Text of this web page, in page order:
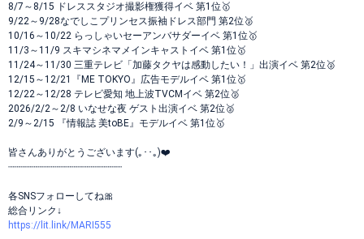
8/7～8/15 ドレススタジオ撮影権獲得イベ 第1位🥇
9/22～9/28なでしこプリンセス振袖ドレス部門 第2位🥈
10/16～10/22 らっしゃいセーアンバサダーイベ 第1位🥇
11/3～11/9 スキマシネマメインキャストイベ 第1位🥇
11/24～11/30 三重テレビ「加藤タクヤは感動したい！」出演イベ 第2位🥈
12/15～12/21『ME TOKYO』広告モデルイベ 第1位🥇
12/22～12/28 テレビ愛知 地上波TVCMイベ 第2位🥈
2026/2/2～2/8 いなせな夜 ゲスト出演イベ 第2位🥈
2/9～2/15 『情報誌 美toBE』モデルイベ 第1位🥇
皆さんありがとうございます(｡･･｡)❤️
┈┈┈┈┈┈┈┈┈┈┈┈┈┈┈┈┈┈┈┈
各SNSフォローしてね🎀
総合リンク↓
https://lit.link/MARI555